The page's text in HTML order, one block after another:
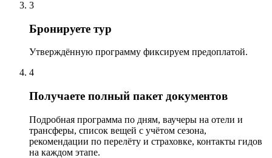
3
Бронируете тур
Утверждённую программу фиксируем предоплатой.
4
Получаете полный пакет документов
Подробная программа по дням, ваучеры на отели и
трансферы, список вещей с учётом сезона,
рекомендации по перелёту и страховке, контакты гидов
на каждом этапе.